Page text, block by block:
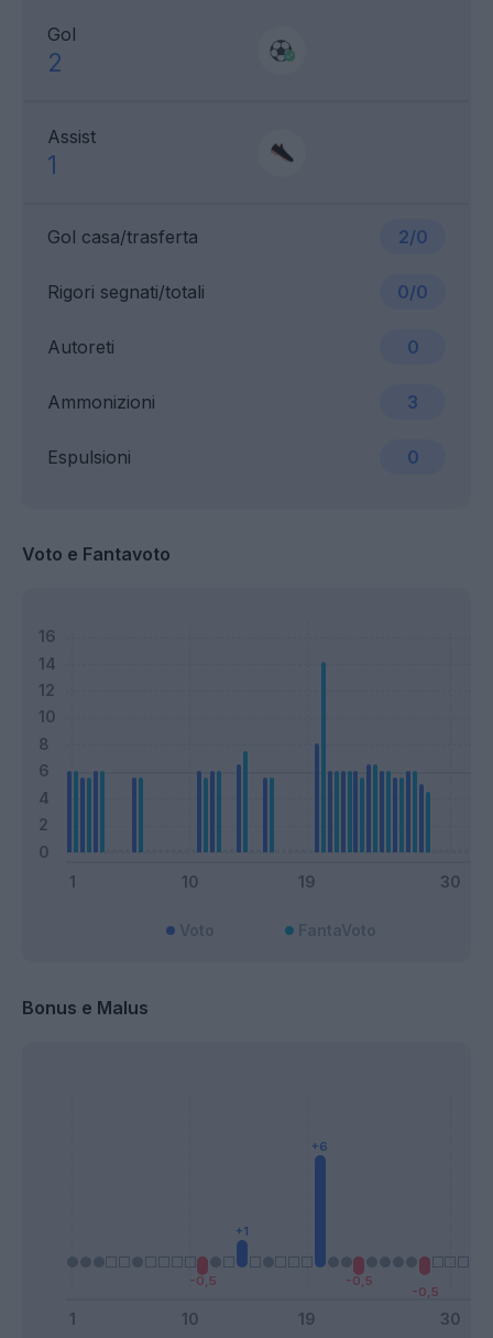
Gol
2
Assist
1
Gol casa/trasferta 2/0
Ammonizioni 3
Rigori segnati/totali 0/0
Espulsioni 0
Autoreti 0
Voto e Fantavoto
Bonus e Malus